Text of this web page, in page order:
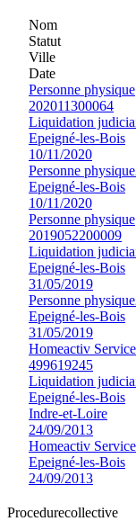
Nom
Statut
Ville
Date
Personne physique
202011300064
Liquidation
Epeigné-les-Bois
10/11/2020
Personne physique
Epeigné-les-Bois
10/11/2020
Personne physique
2019052200009
Liquidation
Epeigné-les-Bois
31/05/2019
Personne physique
Epeigné-les-Bois
31/05/2019
Homeactiv
499619245
Liquidation
Epeigné-les-Bois
Indre-et-Loire
24/09/2013
Homeactiv
Epeigné-les-Bois
24/09/2013
Procedurecollective